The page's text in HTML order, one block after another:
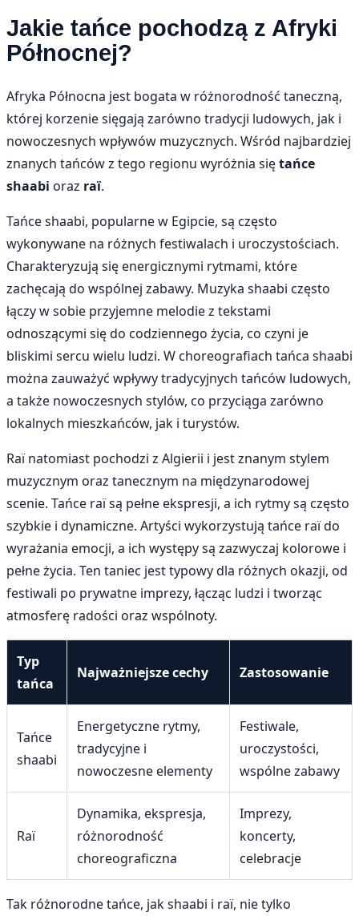
Jakie tańce pochodzą z Afryki
Północnej?
Afryka Północna jest bogata w różnorodność taneczną,
której korzenie sięgają zarówno tradycji ludowych, jak i
nowoczesnych wpływów muzycznych. Wśród najbardziej
znanych tańców z tego regionu wyróżnia siętańce
shaabi oraz raï.
Tańce shaabi, popularne w Egipcie, są często
wykonywane na różnych festiwalach i uroczystościach.
Charakteryzują się energicznymi rytmami, które
zachęcają do wspólnej zabawy. Muzyka shaabi często
łączy w sobie przyjemne melodie z tekstami
odnoszącymi się do codziennego życia, co czyni je
bliskimi sercu wielu ludzi. W choreografiach tańca shaabi
można zauważyć wpływy tradycyjnych tańców ludowych,
a także nowoczesnych stylów, co przyciąga zarówno
lokalnych mieszkańców, jak i turystów.
Raï natomiast pochodzi z Algierii i jest znanym stylem
muzycznym oraz tanecznym na międzynarodowej
scenie. Tańce raï są pełne ekspresji, a ich rytmy są często
szybkie i dynamiczne. Artyści wykorzystują tańce raï do
wyrażania emocji, a ich występy są zazwyczaj kolorowe i
pełne życia. Ten taniec jest typowy dla różnych okazji, od
festiwali po prywatne imprezy, łącząc ludzi i tworząc
atmosferę radości oraz wspólnoty.
Typ
tańca
Najważniejsze cechy Zastosowanie
Tańce
shaabi
Energetyczne rytmy,
tradycyjne i
nowoczesne elementy
Festiwale,
uroczystości,
wspólne zabawy
Raï
Dynamika, ekspresja,
różnorodność
choreograficzna
Imprezy,
koncerty,
celebracje
Tak różnorodne tańce, jak shaabi i raï, nie tylko